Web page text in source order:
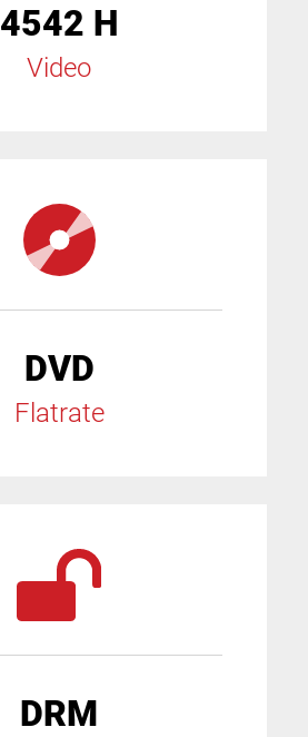
4542 H
Video
DVD
Flatrate
DRM